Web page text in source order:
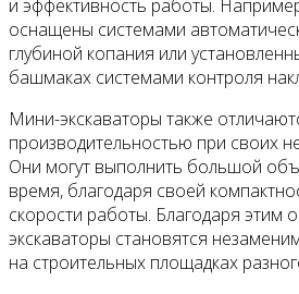
и эффективность работы.
оснащены системами
глубиной копания или
башмаках системами контроля
Мини-экскаваторы также
производительностью при своих
Они могут выполнить большой
время, благодаря своей
скорости работы. Благодаря этим
экскаваторы становятся
на строительных площадках